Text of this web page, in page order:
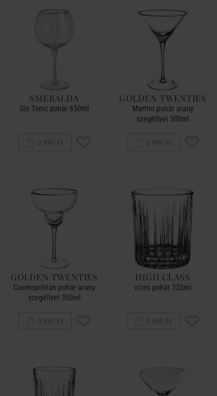
SMERALDA
Gin Tonic pohár 650ml
3 990 Ft
GOLDEN TWENTIES
Martini pohár arany
szegéllyel 300ml
3 490 Ft
GOLDEN TWENTIES
Cosmopolitan pohár arany
szegéllyel 350ml
3 490 Ft
HIGH CLASS
vizes pohár 320ml
1 690 Ft